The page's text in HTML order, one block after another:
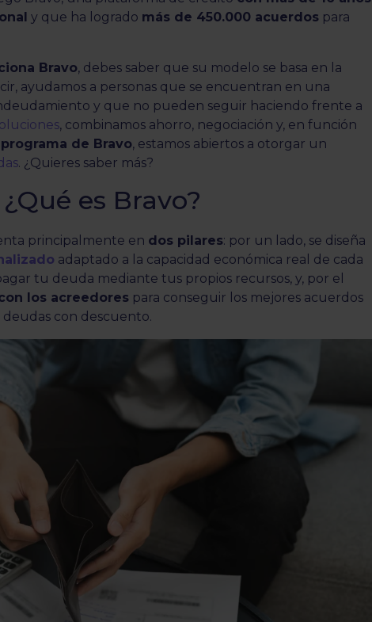
y que ha logrado más de 450.000 acuerdos para
Bravo, debes saber que su modelo se basa en la
ayudamos a personas que se encuentran en una
y que no pueden seguir haciendo frente a
, combinamos ahorro, negociación y, en función
programa de Bravo, estamos abiertos a otorgar un
. ¿Quieres saber más?
¿Qué es Bravo?
principalmente en dos pilares: por un lado, se diseña
adaptado a la capacidad económica real de cada
tu deuda mediante tus propios recursos, y, por el
los acreedores para conseguir los mejores acuerdos
con descuento.